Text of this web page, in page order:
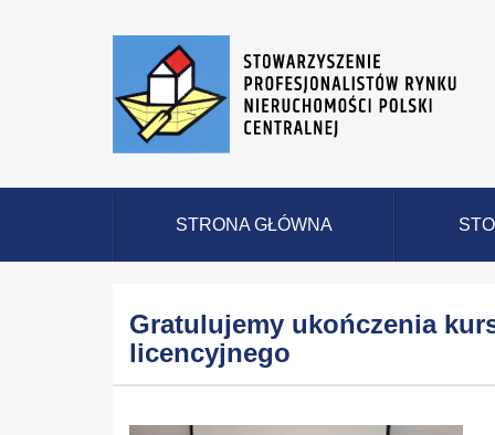
STRONA GŁÓWNA
Gratulujemy ukończenia
licencyjnego